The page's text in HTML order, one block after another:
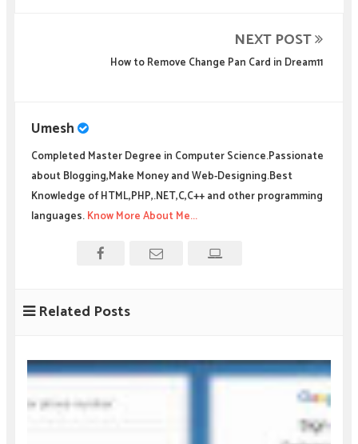
NEXT POST
How to Remove Change Pan Card in Dream11
Umesh
Completed Master Degree in Computer Science.Passionate
about Blogging,Make Money and Web-Designing.Best
Knowledge of HTML,PHP,.NET,C,C++ and other programming
languages.Know More About Me...
Related Posts